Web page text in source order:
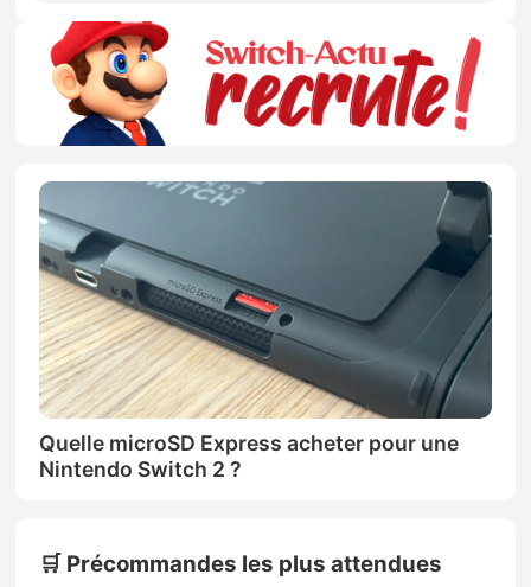
Quelle microSD Express acheter pour une
Nintendo Switch 2 ?
🛒 Précommandes les plus attendues